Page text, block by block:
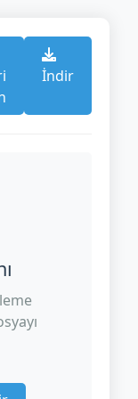
İndir